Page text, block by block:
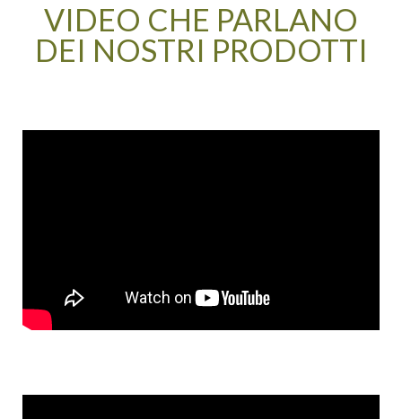
VIDEO CHE PARLANO
DEI NOSTRI PRODOTTI